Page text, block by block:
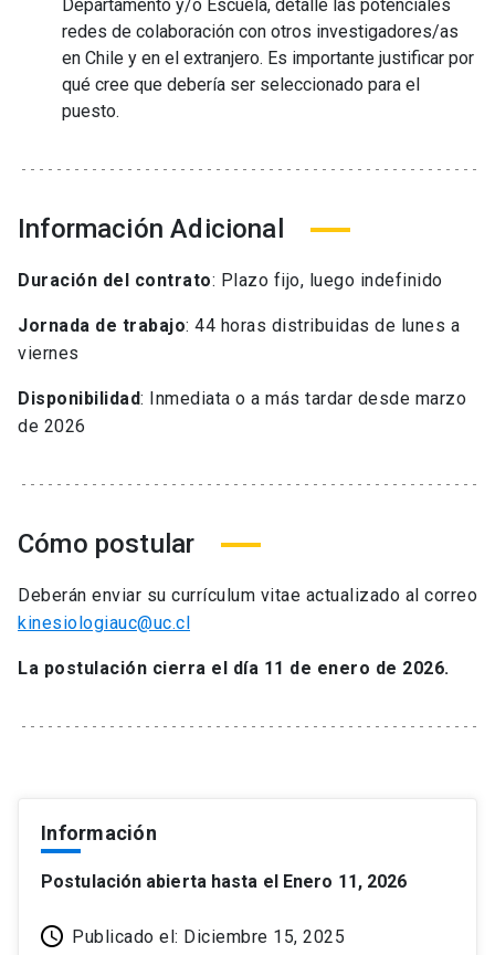
Departamento y/o Escuela, detalle las potenciales
redes de colaboración con otros investigadores/as
en Chile y en el extranjero. Es importante justificar por
qué cree que debería ser seleccionado para el
puesto.
Información Adicional
Duración del contrato: Plazo fijo, luego indefinido
Jornada de trabajo: 44 horas distribuidas de lunes a
viernes
Disponibilidad: Inmediata o a más tardar desde marzo
de 2026
Cómo postular
Deberán enviar su currículum vitae actualizado al correo
kinesiologiauc@uc.cl
La postulación cierra el día 11 de enero de 2026.
Información
Postulación abierta hasta el Enero 11, 2026
Publicado el: Diciembre 15, 2025